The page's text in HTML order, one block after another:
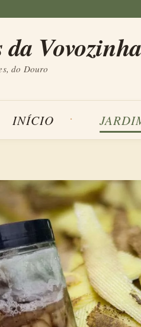
da Vovozinha
do Douro
INÍCIO